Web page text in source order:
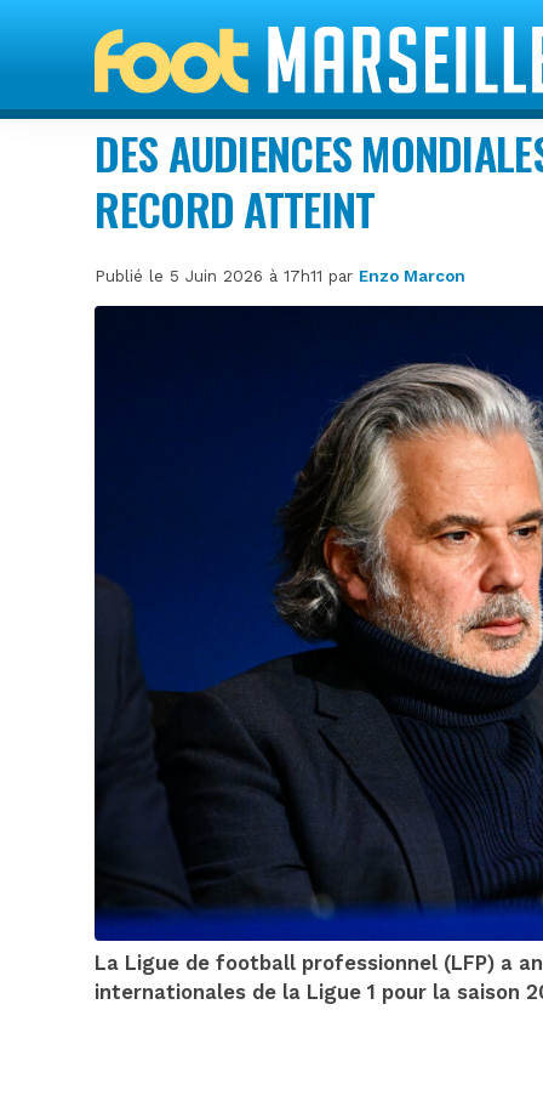
DES AUDIENCES
RECORD ATTEINT
Publié le 5 Juin 2026 à 17h11 par Enzo Marcon
La Ligue de football professionnel (LFP) a
internationales de la Ligue 1 pour la saison